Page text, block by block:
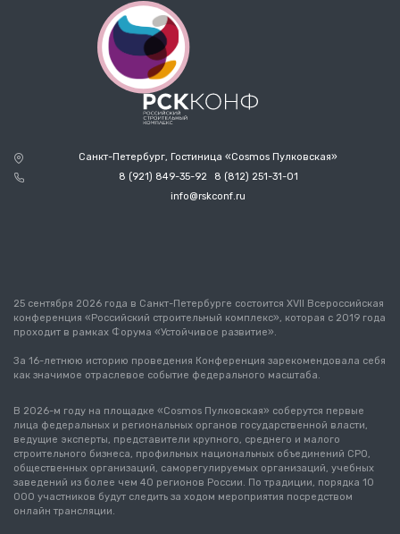
Санкт-Петербург, Гостиница «Cosmos Пулковская»
8 (921) 849-35-92
8 (812) 251-31-01
info@rskconf.ru
25 сентября 2026 года в Санкт-Петербурге состоится XVII Всероссийская
конференция «Российский строительный комплекс», которая с 2019 года
проходит в рамках Форума «Устойчивое развитие».
За 16-летнюю историю проведения Конференция зарекомендовала себя
как значимое отраслевое событие федерального масштаба.
В 2026-м году на площадке «Cosmos Пулковская» соберутся первые
лица федеральных и региональных органов государственной власти,
ведущие эксперты, представители крупного, среднего и малого
строительного бизнеса, профильных национальных объединений СРО,
общественных организаций, саморегулируемых организаций, учебных
заведений из более чем 40 регионов России. По традиции, порядка 10
000 участников будут следить за ходом мероприятия посредством
онлайн трансляции.